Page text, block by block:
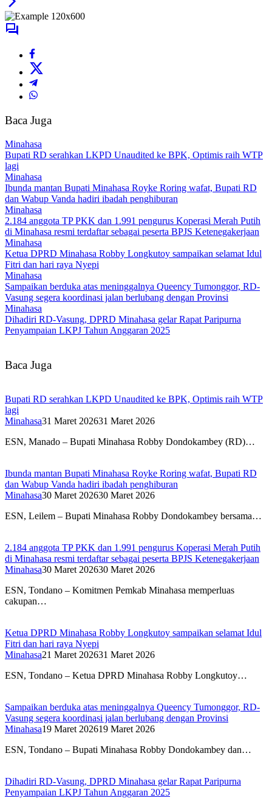
Baca Juga
Minahasa
Bupati RD serahkan LKPD Unaudited ke BPK, Optimis raih WTP
lagi
Minahasa
Ibunda mantan Bupati Minahasa Royke Roring wafat, Bupati RD
dan Wabup Vanda hadiri ibadah penghiburan
Minahasa
2.184 anggota TP PKK dan 1.991 pengurus Koperasi Merah Putih
di Minahasa resmi terdaftar sebagai peserta BPJS Ketenegakerjaan
Minahasa
Ketua DPRD Minahasa Robby Longkutoy sampaikan selamat Idul
Fitri dan hari raya Nyepi
Minahasa
Sampaikan berduka atas meninggalnya Queency Tumonggor, RD-
Vasung segera koordinasi jalan berlubang dengan Provinsi
Minahasa
Dihadiri RD-Vasung, DPRD Minahasa gelar Rapat Paripurna
Penyampaian LKPJ Tahun Anggaran 2025
Baca Juga
Bupati RD serahkan LKPD Unaudited ke BPK, Optimis raih WTP
lagi
Minahasa31 Maret 202631 Maret 2026
ESN, Manado – Bupati Minahasa Robby Dondokambey (RD)…
Ibunda mantan Bupati Minahasa Royke Roring wafat, Bupati RD
dan Wabup Vanda hadiri ibadah penghiburan
Minahasa30 Maret 202630 Maret 2026
ESN, Leilem – Bupati Minahasa Robby Dondokambey bersama…
2.184 anggota TP PKK dan 1.991 pengurus Koperasi Merah Putih
di Minahasa resmi terdaftar sebagai peserta BPJS Ketenegakerjaan
Minahasa30 Maret 202630 Maret 2026
ESN, Tondano – Komitmen Pemkab Minahasa memperluas
cakupan…
Ketua DPRD Minahasa Robby Longkutoy sampaikan selamat Idul
Fitri dan hari raya Nyepi
Minahasa21 Maret 202631 Maret 2026
ESN, Tondano – Ketua DPRD Minahasa Robby Longkutoy…
Sampaikan berduka atas meninggalnya Queency Tumonggor, RD-
Vasung segera koordinasi jalan berlubang dengan Provinsi
Minahasa19 Maret 202619 Maret 2026
ESN, Tondano – Bupati Minahasa Robby Dondokambey dan…
Dihadiri RD-Vasung, DPRD Minahasa gelar Rapat Paripurna
Penyampaian LKPJ Tahun Anggaran 2025